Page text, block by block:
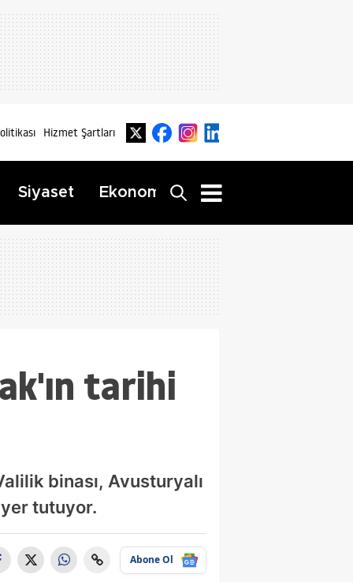
Hizmet Şartları
Siyaset Ekonomi Yaşam
tarihi
binası, Avusturyalı
tutuyor.
Abone Ol